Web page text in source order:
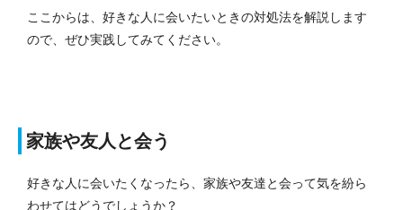
ここからは、好きな人に会いたいときの対処法を解説します
ので、ぜひ実践してみてください。
家族や友人と会う
好きな人に会いたくなったら、家族や友達と会って気を紛ら
わせてはどうでしょうか？